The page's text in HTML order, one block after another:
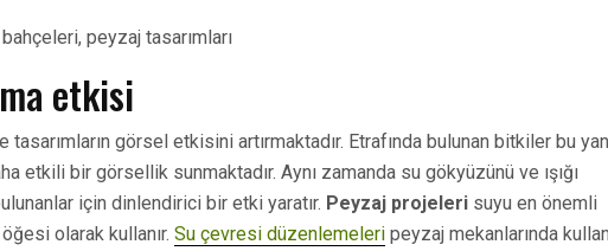
etkisi
tasarımların görsel etkisini artırmaktadır. Etrafında bulunan bitkiler bu
etkili bir görsellik sunmaktadır. Aynı zamanda su gökyüzünü ve ışığı
için dinlendirici bir etki yaratır. Peyzaj projeleri suyu en önemli
olarak kullanır. Su çevresi düzenlemeleri peyzaj mekanlarında